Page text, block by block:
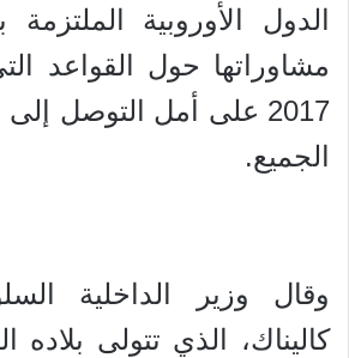
الدول الأوروبية
مشاوراتها حول القواعد
2017 على أمل التوصل
الجميع.
وقال وزير الداخلية
كاليناك، الذي تتولى بلاده